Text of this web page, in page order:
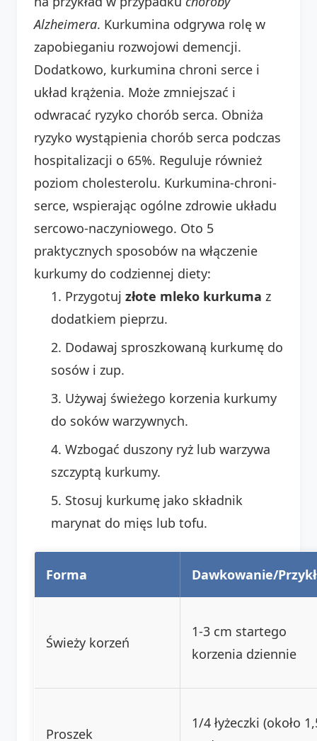
Alzheimera. Kurkumina odgrywa rolę w
zapobieganiu rozwojowi demencji.
Dodatkowo, kurkumina chroni serce i
układ krążenia. Może zmniejszać i
odwracać ryzyko chorób serca. Obniża
ryzyko wystąpienia chorób serca podczas
hospitalizacji o 65%. Reguluje również
poziom cholesterolu. Kurkumina-chroni-
serce, wspierając ogólne zdrowie układu
sercowo-naczyniowego. Oto 5
praktycznych sposobów na włączenie
kurkumy do codziennej diety:
Przygotuj złote mleko kurkuma z
dodatkiem pieprzu.
Dodawaj sproszkowaną kurkumę do
sosów i zup.
Używaj świeżego korzenia kurkumy
do soków warzywnych.
Wzbogać duszony ryż lub warzywa
szczyptą kurkumy.
Stosuj kurkumę jako składnik
marynat do mięs lub tofu.
Forma Dawkowanie/
Świeży korzeń
1-3 cm startego
korzenia dziennie
Proszek
1/4 łyżeczki (około